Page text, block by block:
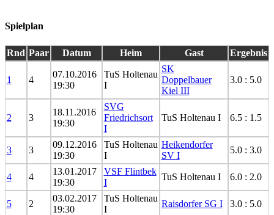
Spielplan
Rnd Paar Datum Heim Gast Ergebnis
1 4
07.10.2016
19:30
TuS Holtenau
I
SK
Doppelbauer
Kiel III
3.0 : 5.0
2 3
18.11.2016
19:30
SVG
Friedrichsort
I
TuS Holtenau I 6.5 : 1.5
3 3
09.12.2016
19:30
TuS Holtenau
I
Heikendorfer
SV I
5.0 : 3.0
4 4
13.01.2017
19:30
VSF Flintbek
I
TuS Holtenau I 6.0 : 2.0
5 2
03.02.2017
19:30
TuS Holtenau
I
Raisdorfer SG I 3.0 : 5.0